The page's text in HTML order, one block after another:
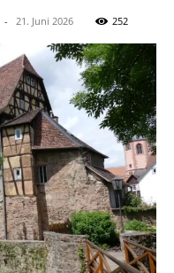
- 21. Juni 2026 252